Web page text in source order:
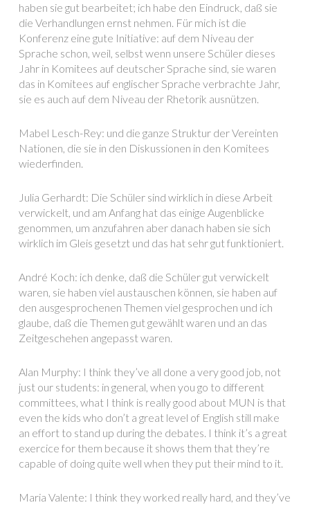
haben sie gut bearbeitet; ich habe den Eindruck, daß sie
die Verhandlungen ernst nehmen. Für mich ist die
Konferenz eine gute Initiative: auf dem Niveau der
Sprache schon, weil, selbst wenn unsere Schüler dieses
Jahr in Komitees auf deutscher Sprache sind, sie waren
das in Komitees auf englischer Sprache verbrachte Jahr,
sie es auch auf dem Niveau der Rhetorik ausnützen.
Mabel Lesch-Rey: und die ganze Struktur der Vereinten
Nationen, die sie in den Diskussionen in den Komitees
wiederfinden.
Julia Gerhardt: Die Schüler sind wirklich in diese Arbeit
verwickelt, und am Anfang hat das einige Augenblicke
genommen, um anzufahren aber danach haben sie sich
wirklich im Gleis gesetzt und das hat sehr gut funktioniert.
André Koch: ich denke, daß die Schüler gut verwickelt
waren, sie haben viel austauschen können, sie haben auf
den ausgesprochenen Themen viel gesprochen und ich
glaube, daß die Themen gut gewählt waren und an das
Zeitgeschehen angepasst waren.
Alan Murphy: I think they’ve all done a very good job, not
just our students: in general, when you go to different
committees, what I think is really good about MUN is that
even the kids who don’t a great level of English still make
an effort to stand up during the debates. I think it’s a great
exercice for them because it shows them that they’re
capable of doing quite well when they put their mind to it.
Maria Valente: I think they worked really hard, and they’ve